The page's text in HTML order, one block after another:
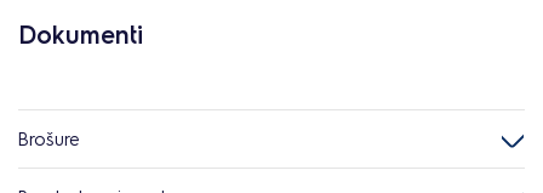
Dokumenti
Brošure